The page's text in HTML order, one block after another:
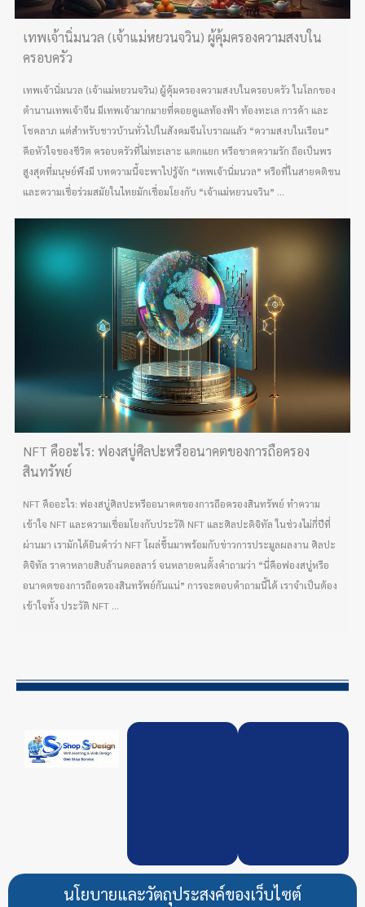
เทพเจ้านิ่มนวล (เจ้าแม่หยวนจวิน) ผู้คุ้มครองความสงบใน
ครอบครัว
เทพเจ้านิ่มนวล (เจ้าแม่หยวนจวิน) ผู้คุ้มครองความสงบในครอบครัว ในโลกของ
ตำนานเทพเจ้าจีน มีเทพเจ้ามากมายที่คอยดูแลท้องฟ้า ท้องทะเล การค้า และ
โชคลาภ แต่สำหรับชาวบ้านทั่วไปในสังคมจีนโบราณแล้ว “ความสงบในเรือน”
คือหัวใจของชีวิต ครอบครัวที่ไม่ทะเลาะ แตกแยก หรือขาดความรัก ถือเป็นพร
สูงสุดที่มนุษย์พึงมี บทความนี้จะพาไปรู้จัก “เทพเจ้านิ่มนวล” หรือที่ในสายคติชน
และความเชื่อร่วมสมัยในไทยมักเชื่อมโยงกับ “เจ้าแม่หยวนจวิน” ...
NFT คืออะไร: ฟองสบู่ศิลปะหรืออนาคตของการถือครอง
สินทรัพย์
NFT คืออะไร: ฟองสบู่ศิลปะหรืออนาคตของการถือครองสินทรัพย์ ทำความ
เข้าใจ NFT และความเชื่อมโยงกับประวัติ NFT และศิลปะดิจิทัล ในช่วงไม่กี่ปีที่
ผ่านมา เรามักได้ยินคำว่า NFT โผล่ขึ้นมาพร้อมกับข่าวการประมูลผลงาน ศิลปะ
ดิจิทัล ราคาหลายสิบล้านดอลลาร์ จนหลายคนตั้งคำถามว่า “นี่คือฟองสบู่หรือ
อนาคตของการถือครองสินทรัพย์กันแน่” การจะตอบคำถามนี้ได้ เราจำเป็นต้อง
เข้าใจทั้ง ประวัติ NFT ...
นโยบายและวัตถุประสงค์ของเว็บไซต์